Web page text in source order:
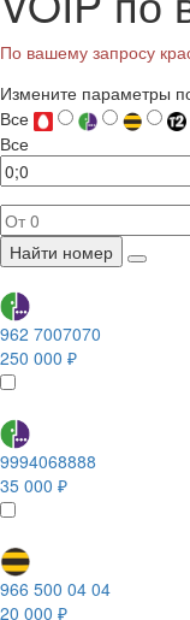
По вашему запросу
Измените параметры
Все
Все
Найти номер
962 7007070
250 000 ₽
9994068888
35 000 ₽
966 500 04 04
20 000 ₽